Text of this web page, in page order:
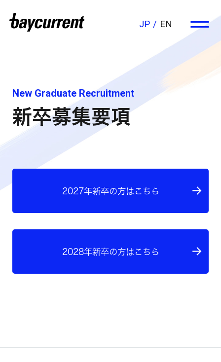
EN
JP
New Graduate Recruitment
新卒募集要項
2027年新卒の方はこちら
2028年新卒の方はこちら